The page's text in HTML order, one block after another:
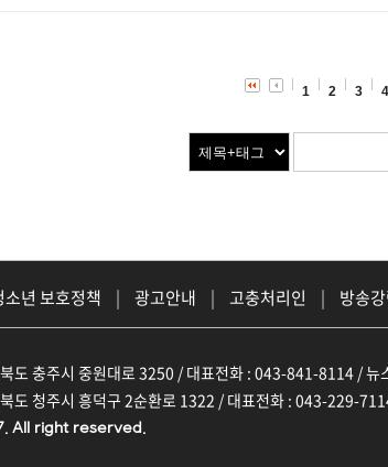
1 2 3 4
소년 보호정책 | 광고안내 | 고충처리인 | 방송
도 충주시 중원대로 3250 / 대표전화 : 043-841-8114 /
도 청주시 흥덕구 2순환로 1322 / 대표전화 : 043-229-
All right reserved.